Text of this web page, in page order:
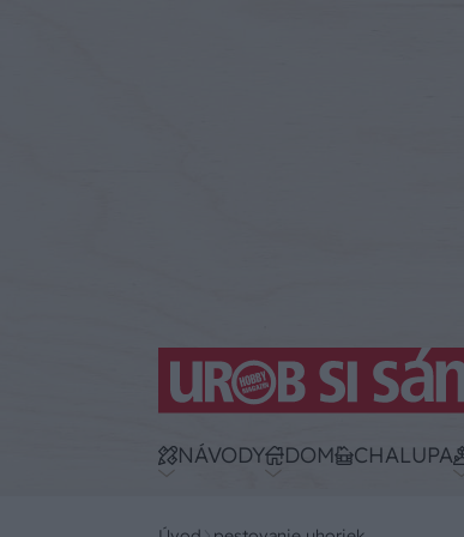
NÁVODY DOM CHALUPA